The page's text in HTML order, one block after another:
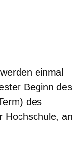
einmal
Beginn des
des
Hochschule, an